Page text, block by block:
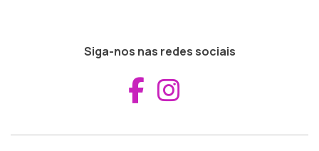
Siga-nos nas redes sociais
Aceder ao